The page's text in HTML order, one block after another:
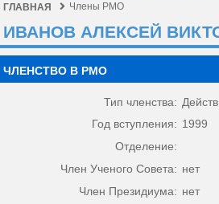
ГЛАВНАЯ Члены РМО
ИВАНОВ АЛЕКСЕЙ
ЧЛЕНСТВО В РМО
Тип членства:
Год вступления: 1999
Отделение:
Член Ученого Совета: нет
Член Президиума: нет